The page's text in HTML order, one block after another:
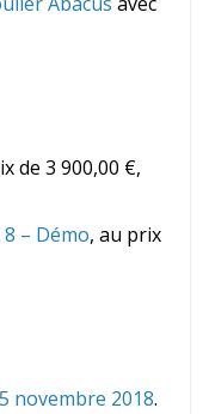
de 3 900,00 €,
– Démo, au prix
novembre 2018.